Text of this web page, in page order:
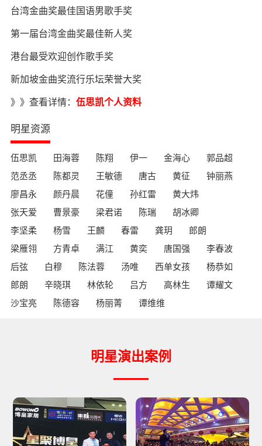
台湾金曲奖最佳国语男歌手奖
第一届台湾金曲奖最佳新人奖
港台最受欢迎创作歌手奖
新加坡金曲奖流行乐坛荣誉大奖
》》查看详情： 伍思凯个人资料
明星资源
伍思凯 田海蓉 陈翔 伊一 金海心
郭品超
范丞丞
陈都灵 王敏德 唐古 黄征
钟丽燕
廖昌永
颜丹晨 花僮 孙红雷
黄大炜
张天爱
曹景豪 梁君诺 陈瑞
胡冰卿
李坚柔
杨雪 王麟 春雷 龚玥
郎朗
梁雁翎
方青卓 满江 黄奕 唐国强
李春波
后弦
白穆 陈法蓉 汤唯 西单女孩
杨恭如
郎朗
辛晓琪 林依轮 吕方 高林生
谭耀文
沙宝亮
陈德容 杨丽菁 谭维维
明星演出案例